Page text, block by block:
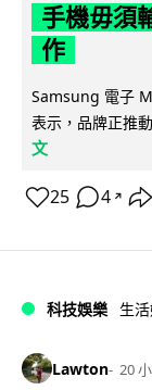
手機毋須
作
Samsung 電子
表示，品牌正推
文
25 4 ↗
科技娛樂 生
Lawton 20